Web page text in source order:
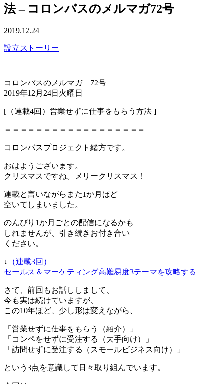
法 – コロンバスのメルマガ72号
2019.12.24
設立ストーリー
コロンバスのメルマガ 72号
2019年12月24日火曜日
[（連載4回）営業せずに仕事をもらう方法 ]
＝＝＝＝＝＝＝＝＝＝＝＝＝＝＝＝＝＝
コロンバスプロジェクト緒方です。
おはようございます。
クリスマスですね。メリークリスマス！
連載と言いながらまた1か月ほど
空いてしまいました。
のんびり1か月ごとの配信になるかも
しれませんが、引き続きお付き合い
ください。
↓
（連載3回）
セールス＆マーケティング高難易度3テーマを攻略する
さて、前回もお話ししまして、
今も実は続けていますが、
この10年ほど、少し形は変えながら、
「営業せずに仕事をもらう（紹介）」
「コンペをせずに受注する（大手向け）」
「訪問せずに受注する（スモールビジネス向け）」
という3点を意識して日々取り組んでいます。